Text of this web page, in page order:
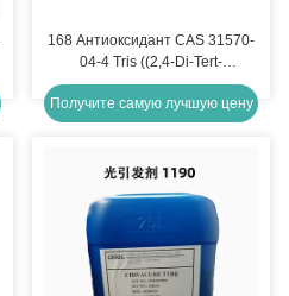
168 Антиоксидант CAS 31570-
04-4 Tris ((2,4-Di-Tert-
Butylphenyl) фосфит
Получите самую лучшую цену